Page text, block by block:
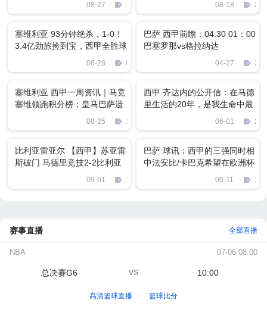
08-27 1629 08-18
塞维利亚 93分钟绝杀，1-0！
3.4亿劲旅捡到宝，西甲全胜球
08-28 940
巴萨 西甲前瞻：04.30 01：00
巴塞罗那vs格拉纳达
04-27
塞维利亚 西甲一周资讯｜马竞
塞维领跑积分榜；皇马巴萨遗
08-25 1933
西甲 齐达内的公开信：在马德
里生活的20年，是我生命中最
06-01
比利亚雷亚尔 【西甲】苏亚雷
斯破门 马德里竞技2-2比利亚
09-01 1093
巴萨 球讯：西甲的三强同时相
中法安比/卡巴克希望在欧洲杯
06-11
赛事直播 全部直播
NBA 07-06 08:00
总决赛G6 VS 10:00
高清篮球直播 篮球比分